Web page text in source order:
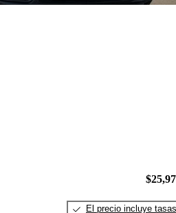
El precio incluye tasas